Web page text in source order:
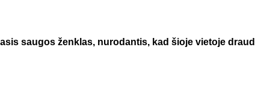
saugos ženklas, nurodantis, kad šioje vietoje